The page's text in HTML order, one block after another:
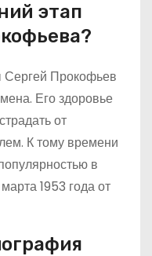
этап
Прокофьев
Его здоровье
от
К тому времени
в
1953 года от